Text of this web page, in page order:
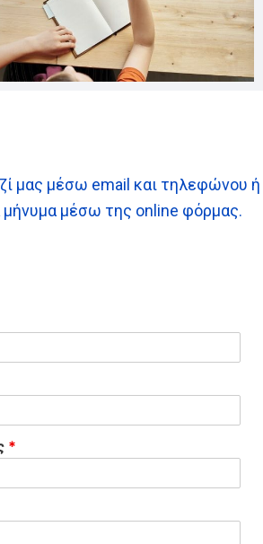
μας μέσω email και τηλεφώνου ή
μήνυμα μέσω της online φόρμας.
*